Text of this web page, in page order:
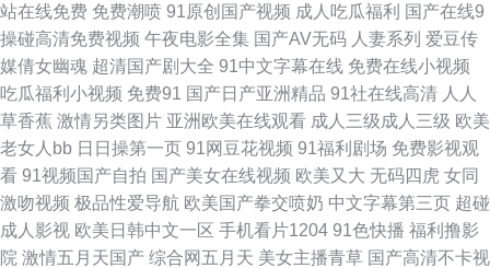
材 91九色人妻蝌蚪 操BK爱爱 91在线网 91免费入口观看 91抖淫 亚洲欧美日
韩黄色 日韩欧美a片在线观看 伊人99福利在线 欧美在线1P 亚洲日韩肏屄视
频 亚洲天堂色色 午夜啪啪啪剧场 微拍国产微拍小视频 色色美女天堂網站 欧
美国产欧美 另类av导航 国产自产在线区 少妇干14P 国产福利视频99 玖玖色
资源 四虎色导航 91高清视频网站 91欧美a 91av无码导航 91午夜 成人黄AA
站在线免费 免费潮喷 91原创国产视频 成人吃瓜福利 国产在线9
操碰高清免费视频 午夜电影全集 国产AV无码 人妻系列 爱豆传
媒倩女幽魂 超清国产剧大全 91中文字幕在线 免费在线小视频
吃瓜福利小视频 免费91 国产日产亚洲精品 91社在线高清 人人
草香蕉 激情另类图片 亚洲欧美在线观看 成人三级成人三级 欧美
老女人bb 日日操第一页 91网豆花视频 91福利剧场 免费影视观
看 91视频国产自拍 国产美女在线视频 欧美又大 无码四虎 女同
激吻视频 极品性爱导航 欧美国产拳交喷奶 中文字幕第三页 超碰
成人影视 欧美日韩中文一区 手机看片1204 91色快播 福利撸影
院 激情五月天国产 综合网五月天 美女主播青草 国产高清不卡视